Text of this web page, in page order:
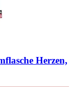
Herzen,